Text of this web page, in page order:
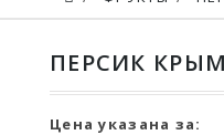
ПЕРСИК
Цена указана за: